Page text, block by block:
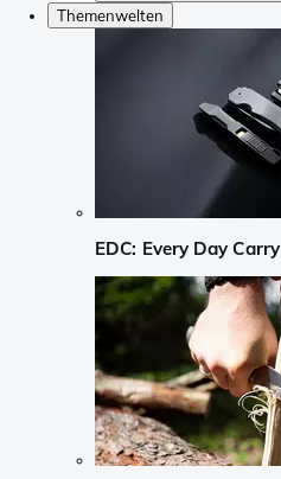
Themenwelten
EDC: Every Day Carry